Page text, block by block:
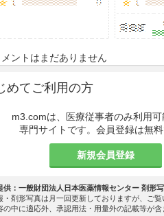
ントはまだありません
めてご利用の方
m3.comは、医療従事者のみ利用可
専門サイトです。会員登録は無料
新規会員登録
供：一般財団法人日本医薬情報センター 剤形
・剤形写真は月一回更新しておりますが、ご
の中に適応外、承認用法・用量外の記載等が